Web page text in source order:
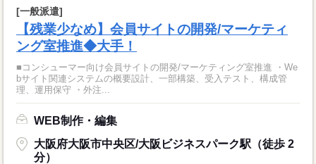
[一般派遣]
【残業少なめ】会員サイトの開発/マーケティ
ング室推進◆大手！
■コンシューマー向け会員サイトの開発/マーケティング室推進 ・We
bサイト関連システムの概要設計、一部構築、受入テスト、構成管
理、運用保守 ・外注...
WEB制作・編集
大阪府大阪市中央区/大阪ビジネスパーク駅（徒歩 2
分）